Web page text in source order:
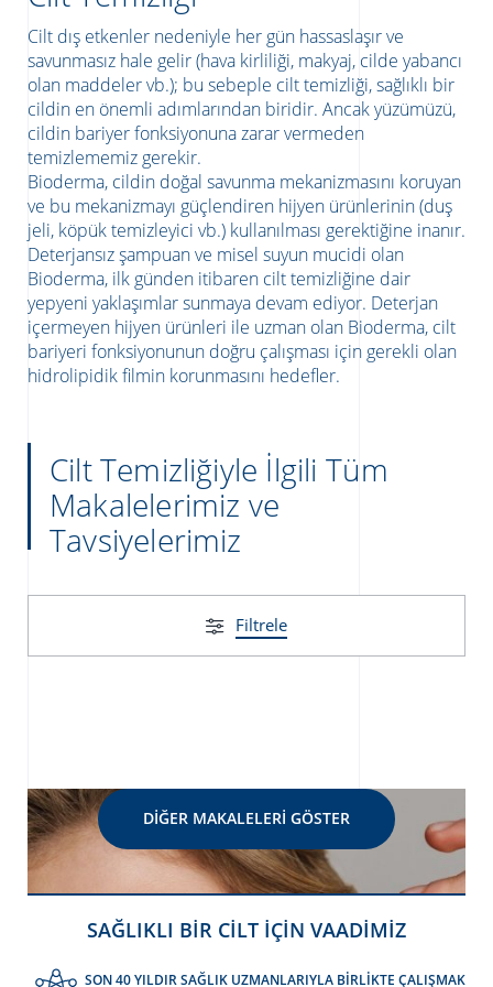
Cilt dış etkenler nedeniyle her gün hassaslaşır ve
savunmasız hale gelir (hava kirliliği, makyaj, cilde yabancı
olan maddeler vb.); bu sebeple cilt temizliği, sağlıklı bir
cildin en önemli adımlarından biridir. Ancak yüzümüzü,
cildin bariyer fonksiyonuna zarar vermeden
temizlememiz gerekir.
Bioderma, cildin doğal savunma mekanizmasını koruyan
ve bu mekanizmayı güçlendiren hijyen ürünlerinin (duş
jeli, köpük temizleyici vb.) kullanılması gerektiğine inanır.
Deterjansız şampuan ve misel suyun mucidi olan
Bioderma, ilk günden itibaren cilt temizliğine dair
yepyeni yaklaşımlar sunmaya devam ediyor. Deterjan
içermeyen hijyen ürünleri ile uzman olan Bioderma, cilt
bariyeri fonksiyonunun doğru çalışması için gerekli olan
hidrolipidik filmin korunmasını hedefler.
Cilt Temizliğiyle İlgili Tüm
Makalelerimiz ve
Tavsiyelerimiz
Filtrele
DIĞER MAKALELERI GÖSTER
SAĞLIKLI BİR CİLT İÇİN VAADİMİZ
SON 40 YILDIR SAĞLIK UZMANLARIYLA BİRLİKTE ÇALIŞMAK